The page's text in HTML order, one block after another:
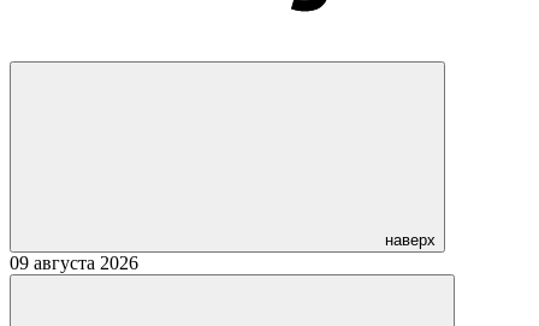
наверх
09 августа 2026